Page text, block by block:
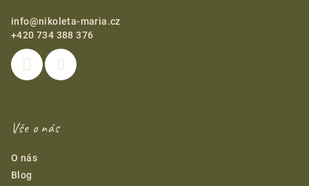
info@nikoleta-maria.cz
+420 734 388 376
Vše o nás
O nás
Blog